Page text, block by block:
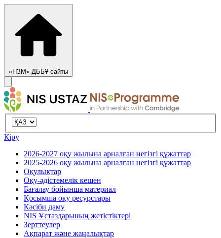
«НЗМ» ДББҰ сайты
Кіру
2026-2027 оқу жылына арналған негізгі құжаттар
2025-2026 оқу жылына арналған негізгі құжаттар
Оқулықтар
Оқу-әдістемелік кешен
Бағалау бойынша материал
Қосымша оқу ресурстары
Кәсіби даму
NIS Ұстаздарының жетістіктері
Зерттеулер
Ақпарат және жаңалықтар